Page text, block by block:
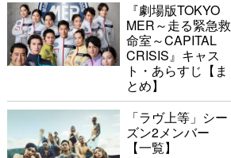
『劇場版TOKYO
MER～走る緊急救
命室～CAPITAL
CRISIS』キャス
ト・あらすじ【ま
とめ】
「ラヴ上等」シー
ズン2メンバー
【一覧】